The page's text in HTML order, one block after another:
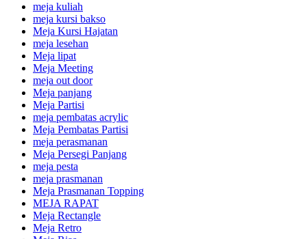
meja kuliah
meja kursi bakso
Meja Kursi Hajatan
meja lesehan
Meja lipat
Meja Meeting
meja out door
Meja panjang
Meja Partisi
meja pembatas acrylic
Meja Pembatas Partisi
meja perasmanan
Meja Persegi Panjang
meja pesta
meja prasmanan
Meja Prasmanan Topping
MEJA RAPAT
Meja Rectangle
Meja Retro